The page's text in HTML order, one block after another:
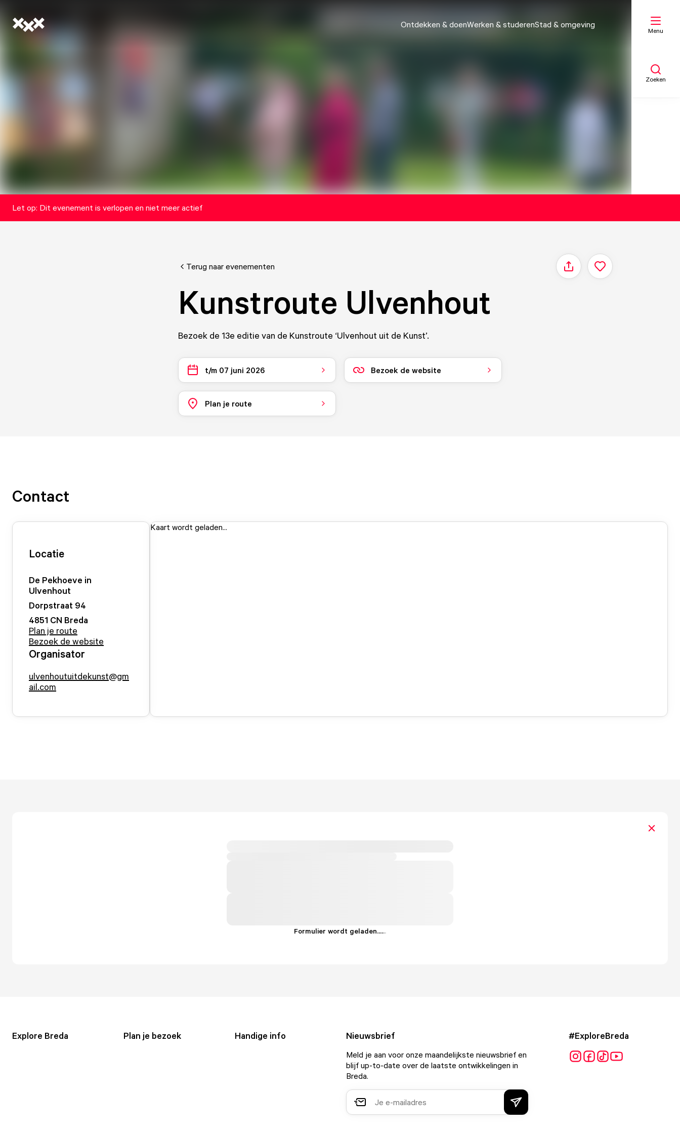
Ontdekken & doenWerken & studerenStad & omgeving
Menu
Zoeken
Let op: Dit evenement is verlopen en niet meer actief
Terug naar evenementen Delen
Kunstroute Ulvenhout
Bezoek de 13e editie van de Kunstroute ‘Ulvenhout uit de Kunst’.
t/m 07 juni 2026 Bezoek de website
Plan je route
Contact
Locatie
De Pekhoeve in
Ulvenhout
Dorpstraat 94
4851 CN Breda
Plan je route
Bezoek de website
Organisator
ulvenhoutuitdekunst@gm
ail.com
Kaart wordt geladen...
Formulier wordt geladen......
Explore Breda Plan je bezoek Handige info Nieuwsbrief
Meld je aan voor onze maandelijkste nieuwsbrief en
blijf up-to-date over de laatste ontwikkelingen in
Breda.
#ExploreBreda